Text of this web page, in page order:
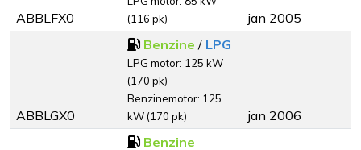
ABBLFX0
(116 pk)
jan 2005
ABBLGX0
Benzine / LPG
LPG motor: 125 kW
(170 pk)
Benzinemotor: 125
kW (170 pk)
jan 2006
Benzine